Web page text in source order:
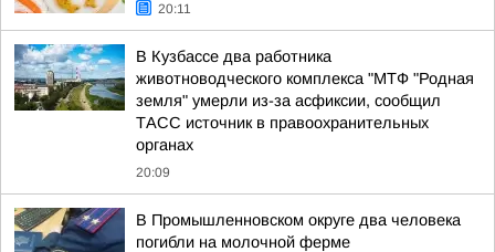
20:11
В Кузбассе два работника
животноводческого комплекса "МТФ "Родная
земля" умерли из-за асфиксии, сообщил
ТАСС источник в правоохранительных
органах
20:09
В Промышленновском округе два человека
погибли на молочной ферме